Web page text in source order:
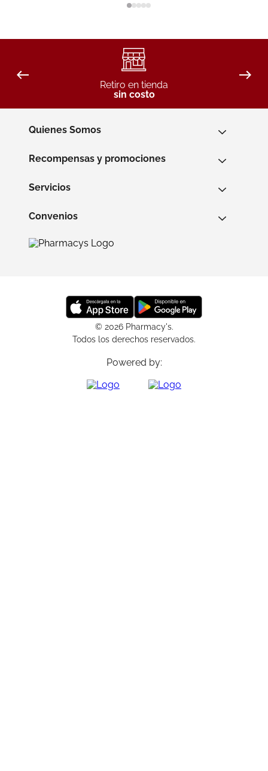
Retiro en tienda
sin costo
Quienes Somos
Recompensas y promociones
Servicios
Convenios
© 2026 Pharmacy's.
Todos los derechos reservados.
Powered by: